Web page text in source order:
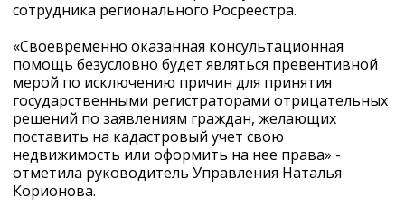
сотрудника регионального Росреестра.
«Своевременно оказанная консультационная
помощь безусловно будет являться превентивной
мерой по исключению причин для принятия
государственными регистраторами отрицательных
решений по заявлениям граждан, желающих
поставить на кадастровый учет свою
недвижимость или оформить на нее права» -
отметила руководитель Управления Наталья
Корионова.